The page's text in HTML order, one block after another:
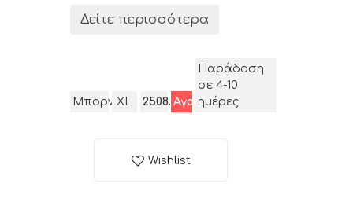
Δείτε περισσότερα
Μπορντώ
XL 2508.80$Αγορά
Παράδοση
σε 4-10
ημέρες
Wishlist